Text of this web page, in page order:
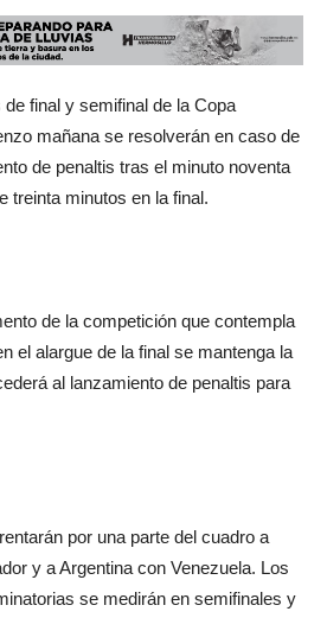
final y semifinal de la Copa
mañana se resolverán en caso de
de penaltis tras el minuto noventa
treinta minutos en la final.
de la competición que contempla
el alargue de la final se mantenga la
al lanzamiento de penaltis para
por una parte del cuadro a
y a Argentina con Venezuela. Los
se medirán en semifinales y